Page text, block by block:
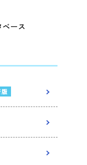
ース